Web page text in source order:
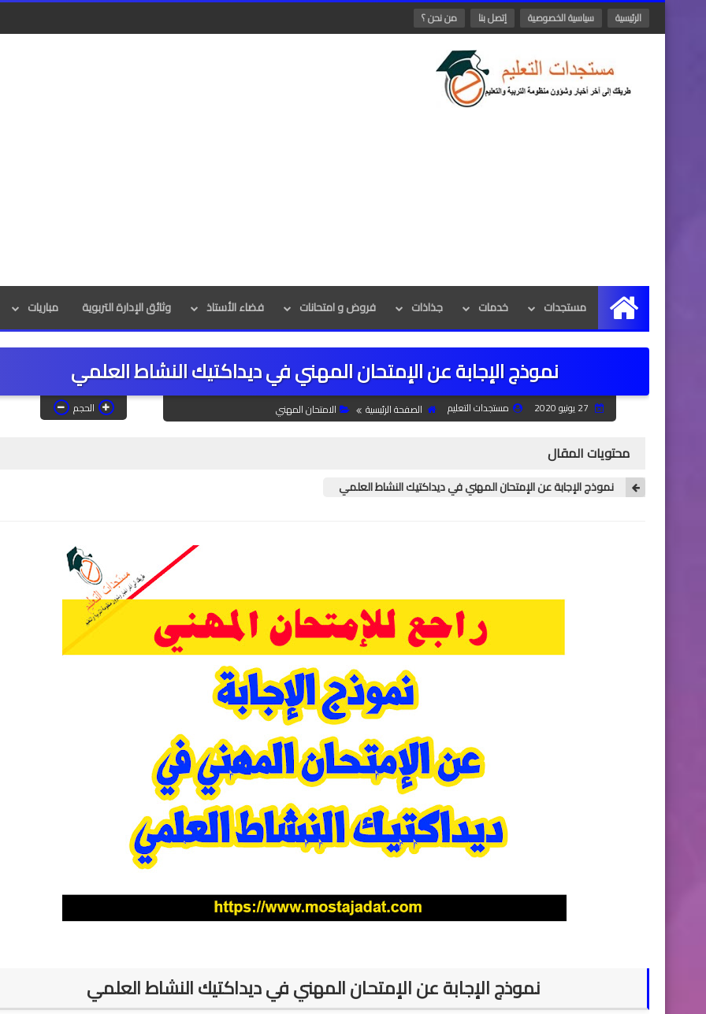
الرئيسية سياسية الخصوصية إتصل بنا من نحن ؟
الرئيسية
مستجدات خدمات جذاذات فروض و امتحانات فضاء الأستاذ وثائق الإدارة التربوية مباريات
نموذج الإجابة عن الإمتحان المهني في ديداكتيك النشاط العلمي
مستجدات التعليم الصفحة الرئيسية الامتحان المهني الحجم
محتويات المقال
نموذج الإجابة عن الإمتحان المهني في ديداكتيك النشاط العلمي
نموذج الإجابة عن الإمتحان المهني في ديداكتيك النشاط العلمي